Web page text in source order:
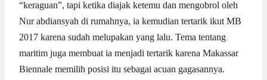
“keraguan”, tapi ketika diajak ketemu dan mengobrol oleh
Nur abdiansyah di rumahnya, ia kemudian tertarik ikut MB
2017 karena sudah melupakan yang lalu. Tema tentang
maritim juga membuat ia menjadi tertarik karena Makassar
Biennale memilih posisi itu sebagai acuan gagasannya.